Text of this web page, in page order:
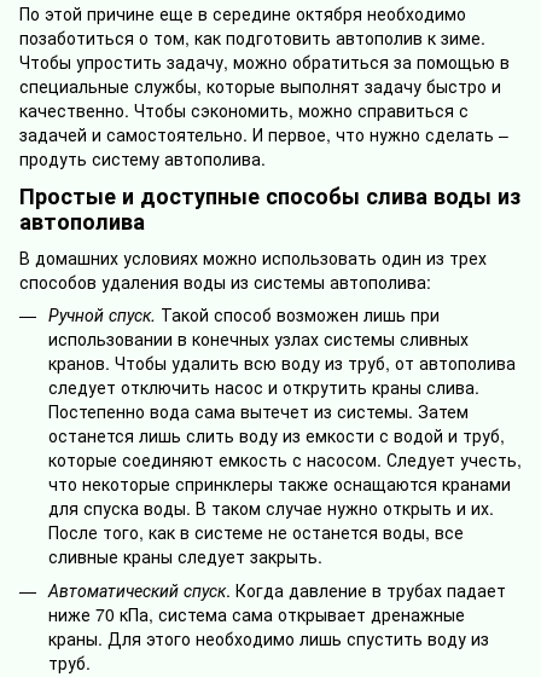
По этой причине еще в середине октября необходимо
позаботиться о том, как подготовить автополив к зиме.
Чтобы упростить задачу, можно обратиться за помощью в
специальные службы, которые выполнят задачу быстро и
качественно. Чтобы сэкономить, можно справиться с
задачей и самостоятельно. И первое, что нужно сделать –
продуть систему автополива.
Простые и доступные способы слива воды из
автополива
В домашних условиях можно использовать один из трех
способов удаления воды из системы автополива:
Ручной спуск. Такой способ возможен лишь при
использовании в конечных узлах системы сливных
кранов. Чтобы удалить всю воду из труб, от автополива
следует отключить насос и открутить краны слива.
Постепенно вода сама вытечет из системы. Затем
останется лишь слить воду из емкости с водой и труб,
которые соединяют емкость с насосом. Следует учесть,
что некоторые спринклеры также оснащаются кранами
для спуска воды. В таком случае нужно открыть и их.
После того, как в системе не останется воды, все
сливные краны следует закрыть.
Автоматический спуск. Когда давление в трубах падает
ниже 70 кПа, система сама открывает дренажные
краны. Для этого необходимо лишь спустить воду из
труб.